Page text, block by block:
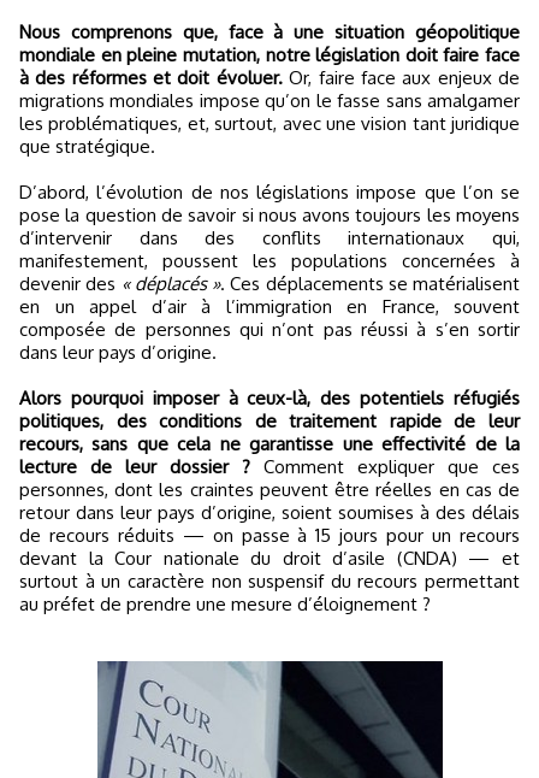
Nous comprenons que, face à une situation géopolitique
mondiale en pleine mutation, notre législation doit faire face
à des réformes et doit évoluer.Or, faire face aux enjeux de
migrations mondiales impose qu’on le fasse sans amalgamer
les problématiques, et, surtout, avec une vision tant juridique
que stratégique.
D’abord, l’évolution de nos législations impose que l’on se
pose la question de savoir si nous avons toujours les moyens
d’intervenir dans des conflits internationaux qui,
manifestement, poussent les populations concernées à
devenir des « déplacés ». Ces déplacements se matérialisent
en un appel d’air à l’immigration en France, souvent
composée de personnes qui n’ont pas réussi à s’en sortir
dans leur pays d’origine.
Alors pourquoi imposer à ceux-là, des potentiels réfugiés
politiques, des conditions de traitement rapide de leur
recours, sans que cela ne garantisse une effectivité de la
lecture de leur dossier ? Comment expliquer que ces
personnes, dont les craintes peuvent être réelles en cas de
retour dans leur pays d’origine, soient soumises à des délais
de recours réduits — on passe à 15 jours pour un recours
devant la Cour nationale du droit d’asile (CNDA) — et
surtout à un caractère non suspensif du recours permettant
au préfet de prendre une mesure d’éloignement ?